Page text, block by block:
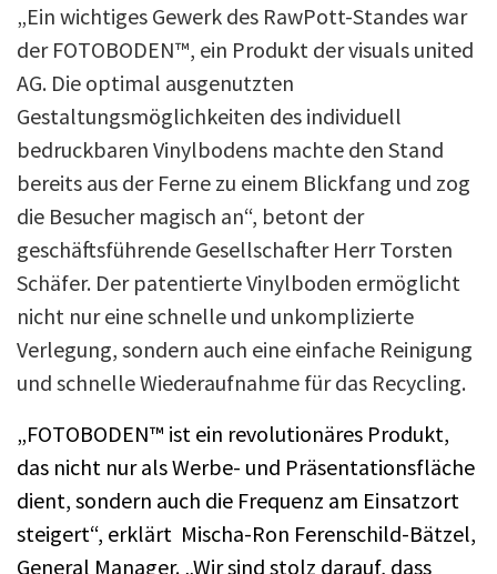
„Ein wichtiges Gewerk des RawPott-Standes war
der FOTOBODEN™, ein Produkt der visuals united
AG. Die optimal ausgenutzten
Gestaltungsmöglichkeiten des individuell
bedruckbaren Vinylbodens machte den Stand
bereits aus der Ferne zu einem Blickfang und zog
die Besucher magisch an“, betont der
geschäftsführende Gesellschafter Herr Torsten
Schäfer. Der patentierte Vinylboden ermöglicht
nicht nur eine schnelle und unkomplizierte
Verlegung, sondern auch eine einfache Reinigung
und schnelle Wiederaufnahme für das Recycling.
„FOTOBODEN™ ist ein revolutionäres Produkt,
das nicht nur als Werbe- und Präsentationsfläche
dient, sondern auch die Frequenz am Einsatzort
steigert“, erklärt Mischa-Ron Ferenschild-Bätzel,
General Manager. „Wir sind stolz darauf, dass